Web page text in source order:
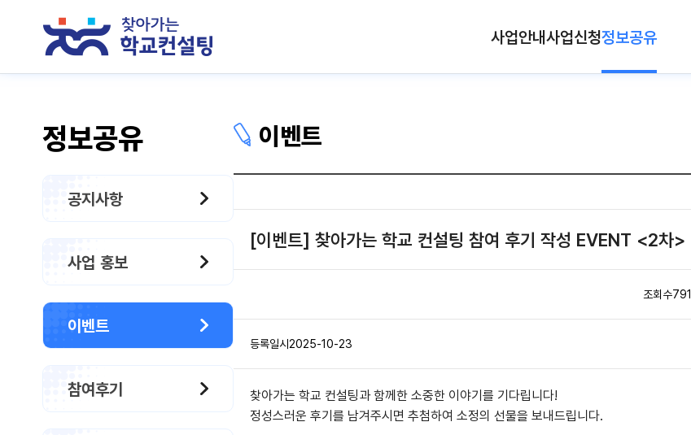
사업안내사업신청정보공유
정보공유
공지사항
사업 홍보
이벤트
참여후기
이벤트
[이벤트] 찾아가는 학교 컨설팅 참여 후기 작성 EVENT <2차>
조회수791
등록일시2025-10-23
찾아가는 학교 컨설팅과 함께한 소중한 이야기를 기다립니다!
정성스러운 후기를 남겨주시면 추첨하여 소정의 선물을 보내드립니다.